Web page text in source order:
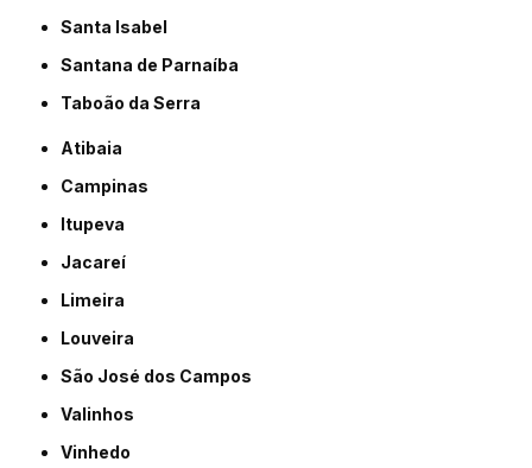
Santa Isabel
Santana de Parnaíba
Taboão da Serra
Atibaia
Campinas
Itupeva
Jacareí
Limeira
Louveira
São José dos Campos
Valinhos
Vinhedo